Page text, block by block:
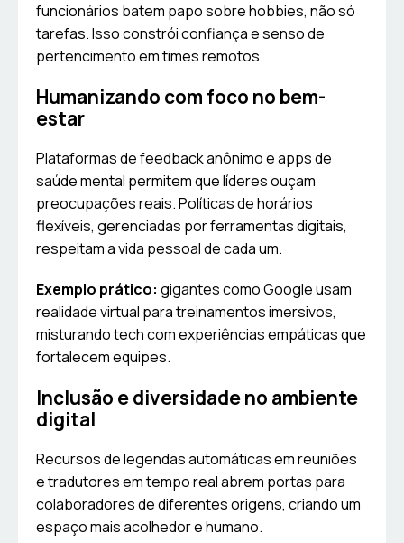
funcionários batem papo sobre hobbies, não só
tarefas. Isso constrói confiança e senso de
pertencimento em times remotos.
Humanizando com foco no bem-
estar
Plataformas de feedback anônimo e apps de
saúde mental permitem que líderes ouçam
preocupações reais. Políticas de horários
flexíveis, gerenciadas por ferramentas digitais,
respeitam a vida pessoal de cada um.
Exemplo prático: gigantes como Google usam
realidade virtual para treinamentos imersivos,
misturando tech com experiências empáticas que
fortalecem equipes.
Inclusão e diversidade no ambiente
digital
Recursos de legendas automáticas em reuniões
e tradutores em tempo real abrem portas para
colaboradores de diferentes origens, criando um
espaço mais acolhedor e humano.